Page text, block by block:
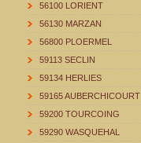
56100 LORIENT
56130 MARZAN
56800 PLOERMEL
59113 SECLIN
59134 HERLIES
59165 AUBERCHICOURT
59200 TOURCOING
59290 WASQUEHAL